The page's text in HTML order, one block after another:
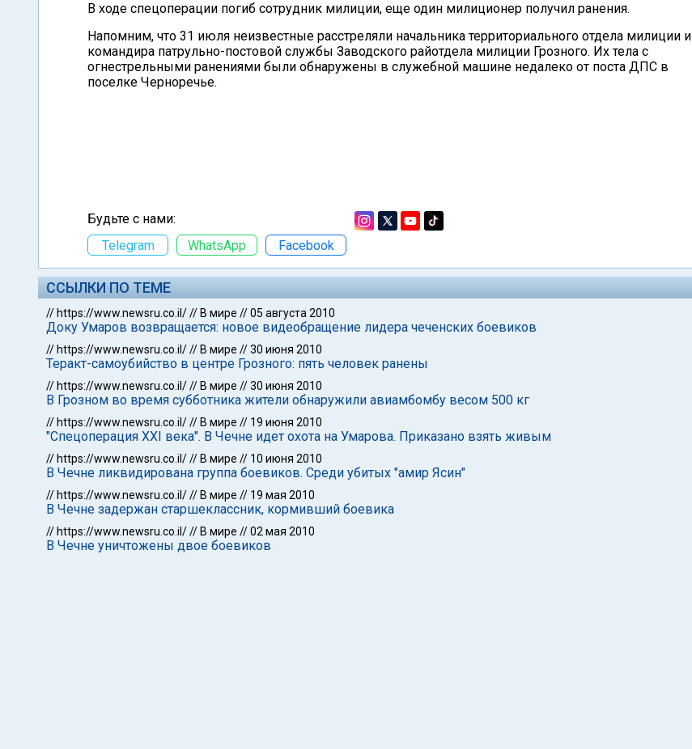
В ходе спецоперации погиб сотрудник милиции, еще один милиционер получил ранения.
Напомним, что 31 июля неизвестные расстреляли начальника территориального отдела милиции и
командира патрульно-постовой службы Заводского райотдела милиции Грозного. Их тела с
огнестрельными ранениями были обнаружены в служебной машине недалеко от поста ДПС в
поселке Черноречье.
Будьте с нами:
Telegram
WhatsApp Facebook
ССЫЛКИ ПО ТЕМЕ
// https://www.newsru.co.il/// В мире //05 августа 2010
Доку Умаров возвращается: новое видеобращение лидера чеченских боевиков
// https://www.newsru.co.il/// В мире //30 июня 2010
Теракт-самоубийство в центре Грозного: пять человек ранены
// https://www.newsru.co.il/// В мире //30 июня 2010
В Грозном во время субботника жители обнаружили авиамбомбу весом 500 кг
// https://www.newsru.co.il/// В мире // 19 июня 2010
"Спецоперация XXI века". В Чечне идет охота на Умарова. Приказано взять живым
// https://www.newsru.co.il/// В мире // 10 июня 2010
В Чечне ликвидирована группа боевиков. Среди убитых "амир Ясин"
// https://www.newsru.co.il/// В мире // 19 мая 2010
В Чечне задержан старшеклассник, кормивший боевика
// https://www.newsru.co.il/// В мире //02 мая 2010
В Чечне уничтожены двое боевиков